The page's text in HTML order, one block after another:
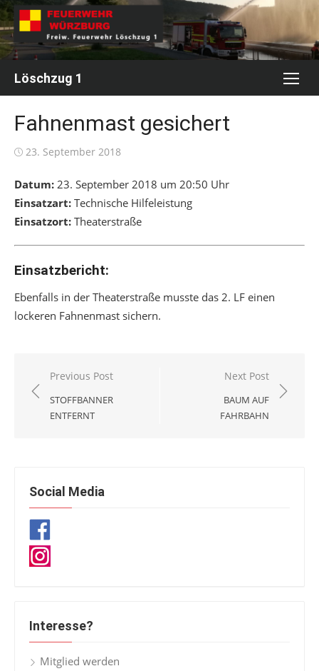
Skip
to
content
Löschzug 1
Fahnenmast gesichert
Posted
23. September 2018
Datum: 23. September 2018 um 20:50 Uhr
Einsatzart: Technische Hilfeleistung
Einsatzort: Theaterstraße
Einsatzbericht:
Ebenfalls in der Theaterstraße musste das 2. LF einen
lockeren Fahnenmast sichern.
Beitragsnavigation
Previous Post
STOFFBANNER
ENTFERNT
Next Post
BAUM AUF
FAHRBAHN
Social Media
Interesse?
Mitglied werden